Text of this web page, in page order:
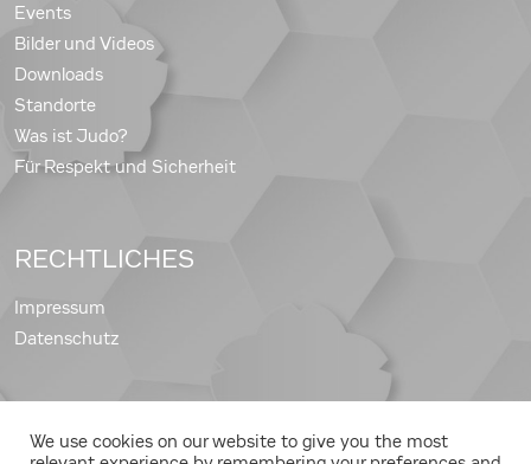
We use cookies on our website to give you the most
Events
Bilder und Videos
Downloads
Standorte
Was ist Judo?
Für Respekt und Sicherheit
RECHTLICHES
Impressum
Datenschutz